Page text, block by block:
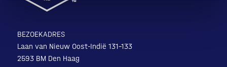
BEZOEKADRES
Laan van Nieuw Oost-Indië 131-133
2593 BM Den Haag